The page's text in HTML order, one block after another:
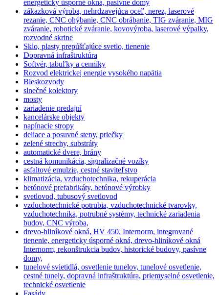
energeticky úsporné okná, pasívne domy
zákazková výroba, nehrdzavejúca oceľ, nerez, laserové
rezanie, CNC ohýbanie, CNC obrábanie, TIG zváranie, MIG
zváranie, robotické zváranie, kovovýroba, laserové výpalky,
rozvodné skrine
Sklo, plasty prepúšťajúce svetlo, tienenie
Dopravná infraštruktúra
Softvér, tabuľky a cenníky
Rozvod elektrickej energie vysokého napätia
Bleskozvody
slnečné kolektory
mosty
zariadenie predajní
kancelárske objekty
napínacie stropy
deliace a posuvné steny, priečky
zelené strechy, substráty
automatické dvere, brány
cestná komunikácia, signalizačné vozíky
asfaltové emulzie, cestné staviteľstvo
klimatizácia, vzduchotechnika, rekuperácia
betónové prefabrikáty, betónové výrobky
svetlovod, tubusový svetlovod
vzduchotechnické potrubia, vzduchotechnické tvarovky,
vzduchotechnika, potrubné systémy, technické zariadenia
budov, CNC výroba,
drevo-hliníkové okná, HV 450, Internorm, integrované
tienenie, energeticky úsporné okná, drevo-hliníkové okná
Internorm, rekonštrukcia budov, historické budovy, pasívne
domy,
tunelové svietidlá, osvetlenie tunelov, tunelové osvetlenie,
cestné tunely, dopravná infraštruktúra, priemyselné osvetlenie,
technické osvetlenie
Fasády